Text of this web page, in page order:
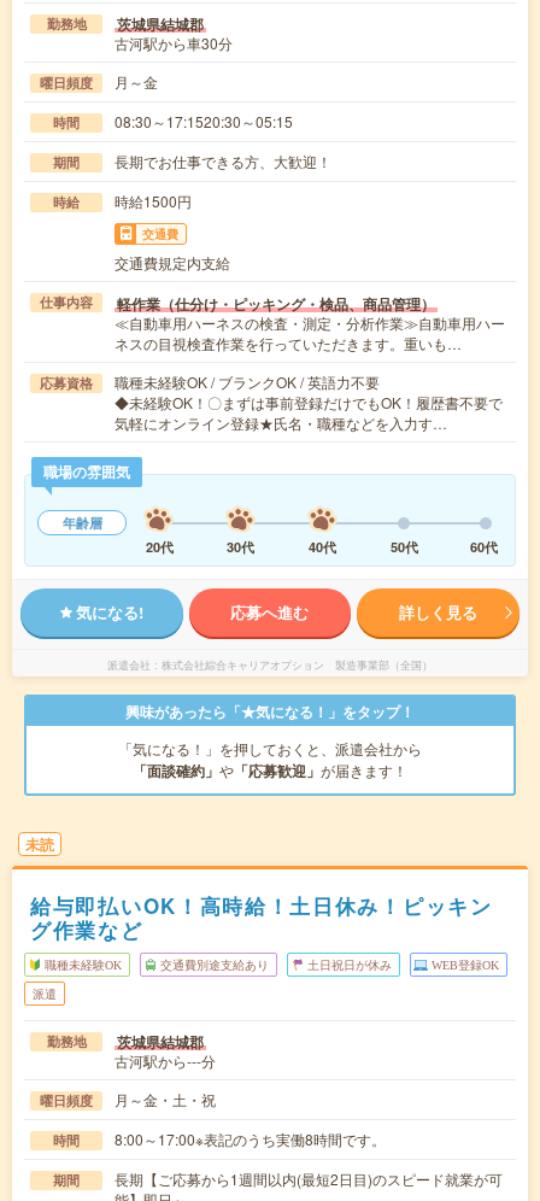
勤務地 茨城県結城郡
古河駅から車30分
曜日頻度 月～金
時間 08:30～17:1520:30～05:15
期間 長期でお仕事できる方、大歓迎！
時給 時給1500円
交通費
交通費規定内支給
仕事内容 軽作業（仕分け・ピッキング・検品、商品管理）
≪自動車用ハーネスの検査・測定・分析作業≫自動車用ハー
ネスの目視検査作業を行っていただきます。重いも…
応募資格
職種未経験OK / ブランクOK / 英語力不要
◆未経験OK！〇まずは事前登録だけでもOK！履歴書不要で
気軽にオンライン登録★氏名・職種などを入力す…
職場の雰囲気
年齢層
20代
30代 40代 50代 60代
気になる! 応募へ進む 詳しく見る
派遣会社 株式会社綜合キャリアオプション 製造事業部（全国）
興味があったら「★気になる！」をタップ！
「気になる！」を押しておくと、派遣会社から
「面談確約」 や 「応募歓迎」 が届きます！
未読
給与即払いOK！高時給！土日休み！ピッキン
グ作業など
職種未経験OK 交通費別途支給あり 土日祝日が休み WEB登録OK
派遣
勤務地 茨城県結城郡
古河駅から---分
曜日頻度 月～金・土・祝
時間 8:00～17:00※表記のうち実働8時間です。
期間
長期【ご応募から1週間以内(最短2日目)のスピード就業が可